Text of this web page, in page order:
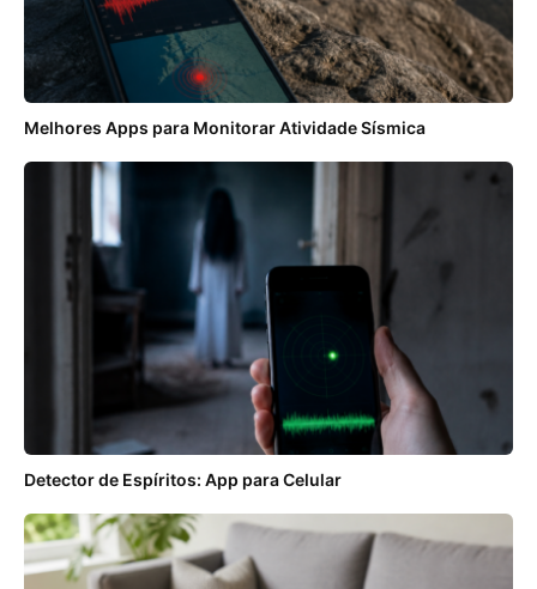
Melhores Apps para Monitorar Atividade Sísmica
Detector de Espíritos: App para Celular